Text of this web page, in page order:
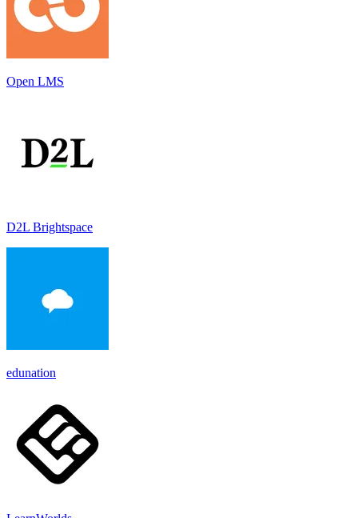
Open LMS
D2L Brightspace
edunation